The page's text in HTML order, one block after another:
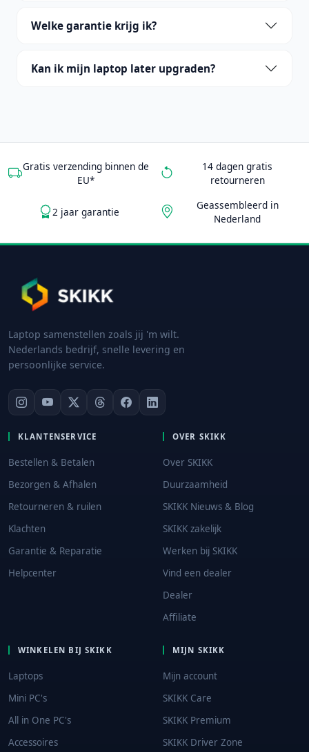
Welke garantie krijg ik?
Kan ik mijn laptop later upgraden?
Gratis verzending binnen de
EU*
14 dagen gratis
retourneren
2 jaar garantie
Geassembleerd in
Nederland
Laptop samenstellen zoals jij 'm wilt.
Nederlands bedrijf, snelle levering en
persoonlijke service.
KLANTENSERVICE
Bestellen & Betalen
Bezorgen & Afhalen
Retourneren & ruilen
Klachten
Garantie & Reparatie
Helpcenter
OVER SKIKK
Over SKIKK
Duurzaamheid
SKIKK Nieuws & Blog
SKIKK zakelijk
Werken bij SKIKK
Vind een dealer
Dealer
Affiliate
WINKELEN BIJ SKIKK
Laptops
Mini PC's
All in One PC's
Accessoires
MIJN SKIKK
Mijn account
SKIKK Care
SKIKK Premium
SKIKK Driver Zone